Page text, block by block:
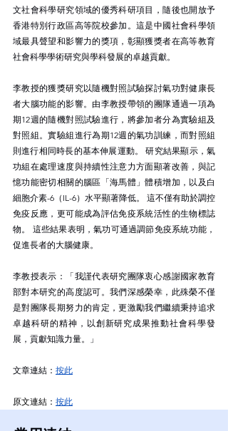
文社會科學研究領域的優秀科研項目，隨後也開放予
香港特別行政區高等院校參加。這是中國社會科學領
域最具聲望和影響力的獎項，彰顯獲獎者在高等教育
社會科學學術研究與學科發展的卓越貢獻。
李教授的獲獎研究以隨機對照試驗探討氣功對健康長
者大腦功能的影響。由李教授帶領的團隊通過一項為
期12週的隨機對照試驗進行，將參加者分為實驗組及
對照組。實驗組進行為期12週的氣功訓練，而對照組
則進行相同時長的基本伸展運動。 研究結果顯示，氣
功組在處理速度與持續性注意力方面顯著改善，與記
憶功能密切相關的腦區「海馬體」體積增加，以及白
細胞介素-6（IL-6）水平顯著降低。 這不僅有助於調控
免疫反應，更可能成為評估免疫系統活性的生物標誌
物。 這些結果表明，氣功可通過調節免疫系統功能，
促進長者的大腦健康。
李教授表示：「我謹代表研究團隊衷心感謝國家教育
部對本研究的高度認可。我們深感榮幸，此殊榮不僅
是對團隊長期努力的肯定，更激勵我們繼續秉持追求
卓越科研的精神，以創新研究成果推動社會科學發
展，貢獻知識力量。」
文章連結： 按此
原文連結： 按此